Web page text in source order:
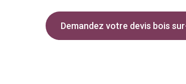
Demandez votre devis bois